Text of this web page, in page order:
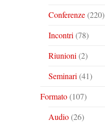
Conferenze(220)
Incontri (78)
Riunioni (2)
Seminari (41)
Formato(107)
Audio(26)